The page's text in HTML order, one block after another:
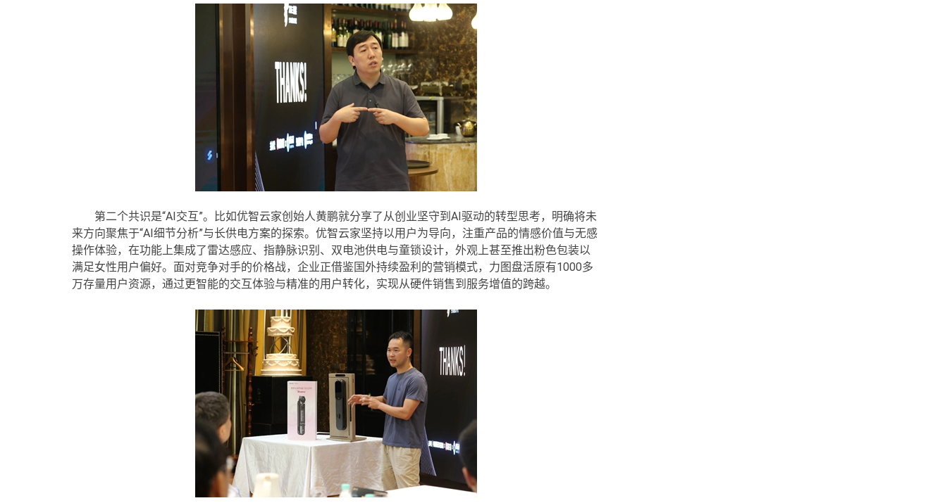
第二个共识是“AI交互”。比如优智云家创始人黄鹏就分享了从创业坚守到AI驱动的转型思考，明确将未
来方向聚焦于“AI细节分析”与长供电方案的探索。优智云家坚持以用户为导向，注重产品的情感价值与无感
操作体验，在功能上集成了雷达感应、指静脉识别、双电池供电与童锁设计，外观上甚至推出粉色包装以
满足女性用户偏好。面对竞争对手的价格战，企业正借鉴国外持续盈利的营销模式，力图盘活原有1000多
万存量用户资源，通过更智能的交互体验与精准的用户转化，实现从硬件销售到服务增值的跨越。